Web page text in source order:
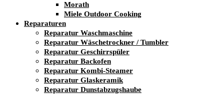
Morath
Miele Outdoor Cooking
Reparaturen
Reparatur Waschmaschine
Reparatur Wäschetrockner / Tumbler
Reparatur Geschirrspüler
Reparatur Backofen
Reparatur Kombi-Steamer
Reparatur Glaskeramik
Reparatur Dunstabzugshaube